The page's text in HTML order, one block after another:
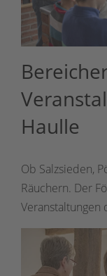
Haulle
Ob Salzsieden,
Räuchern. Der
Veranstaltungen